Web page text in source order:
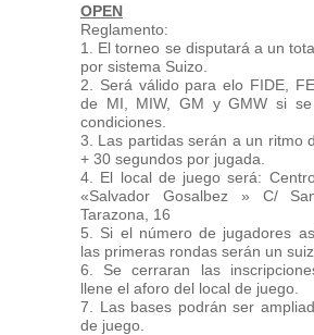
OPEN
Reglamento:
1. El torneo se disputará a un
por sistema Suizo.
2. Será válido para elo FIDE,
de MI, MIW, GM y GMW si
condiciones.
3. Las partidas serán a un ritmo
+ 30 segundos por jugada.
4. El local de juego será:
«Salvador Gosalbez » C/
Tarazona, 16
5. Si el número de jugadores
las primeras rondas serán un
6. Se cerraran las
llene el aforo del local de juego.
7. Las bases podrán ser
de juego.